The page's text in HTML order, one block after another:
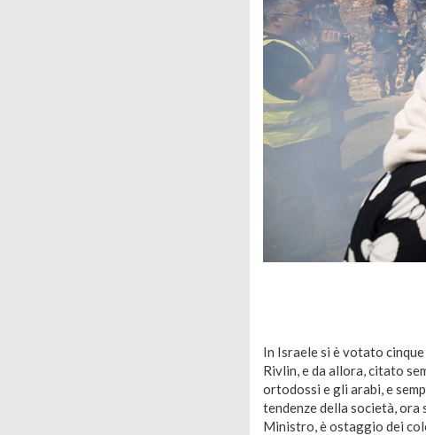
In Israele si è votato
Rivlin, e da allora, citato
ortodossi e gli arabi, e
tendenze della società, ora
Ministro, è ostaggio dei